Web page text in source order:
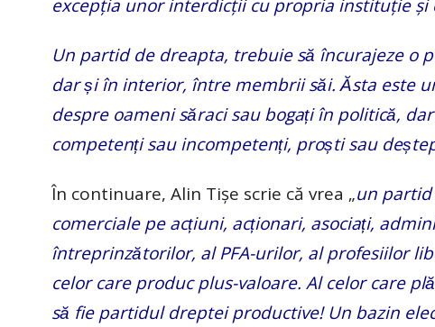
excepția unor interdicții cu propria instituție și
Un partid de dreapta, trebuie să încurajeze o
dar și în interior, între membrii săi. Ăsta este
despre oameni săraci sau bogați în politică,
competenți sau incompetenți, proști sau
În continuare, Alin Tișe scrie că vrea „un partid
comerciale pe acțiuni, acționari, asociați,
întreprinzătorilor, al PFA-urilor, al profesiilor
celor care produc plus-valoare. Al celor care
să fie partidul dreptei productive! Un bazin